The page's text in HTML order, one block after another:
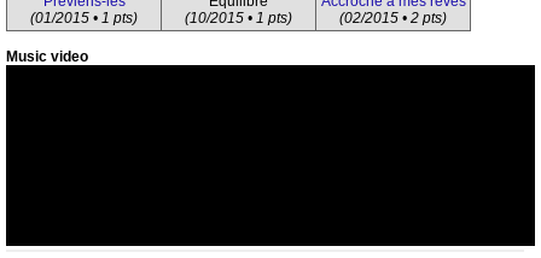
(01/2015 • 1 pts)
(10/2015 • 1 pts)
(02/2015 • 2 pts)
Music video